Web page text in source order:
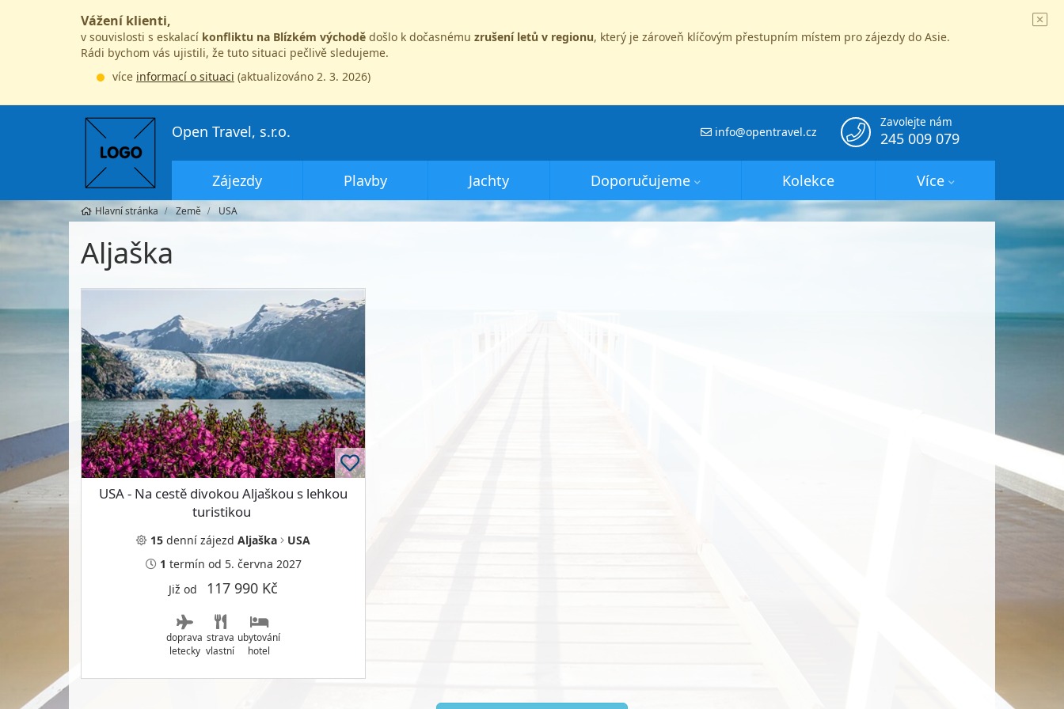
Vážení klienti,
v souvislosti s eskalací konfliktu na Blízkém východě došlo k dočasnému zrušení letů v regionu, který je zároveň klíčovým přestupním místem pro zájezdy do Asie.
Rádi bychom vás ujistili, že tuto situaci pečlivě sledujeme.
více informací o situaci (aktualizováno 2. 3. 2026)
Zavolejte nám
245 009 079
info@opentravel.cz
Open Travel, s.r.o.
Zájezdy Plavby Jachty Doporučujeme Kolekce Více
Hlavní stránka Země USA
Aljaška
USA - Na cestě divokou Aljaškou s lehkou
turistikou
15 denní zájezd Aljaška
USA
1 termín od 5. června 2027
Již od 117 990 Kč
doprava
letecky
strava
vlastní
ubytování
hotel